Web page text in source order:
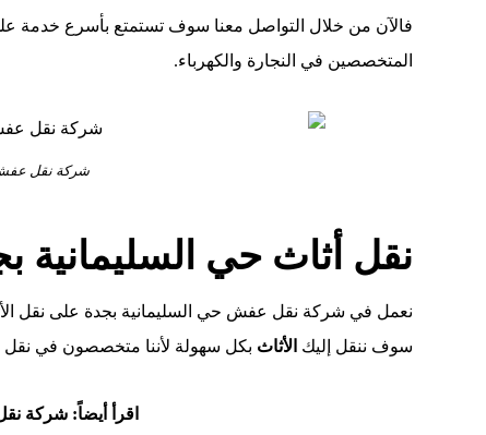
فالآن من خلال التواصل معنا سوف تستمتع بأسرع خدمة
المتخصصين في النجارة والكهرباء.
شركة نقل عفش
نقل أثاث حي السليمانية
نعمل في شركة نقل عفش حي السليمانية بجدة على نقل
سوف ننقل إليك الأثاث بكل سهولة لأننا متخصصون في
اقرأ أيضاً: شركة